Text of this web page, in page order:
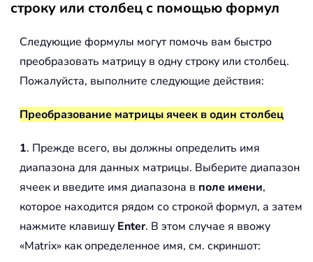
строку или столбец с помощью формул
Следующие формулы могут помочь вам быстро
преобразовать матрицу в одну строку или столбец.
Пожалуйста, выполните следующие действия:
Преобразование матрицы ячеек в один столбец
1. Прежде всего, вы должны определить имя
диапазона для данных матрицы. Выберите диапазон
ячеек и введите имя диапазона в поле имени,
которое находится рядом со строкой формул, а затем
нажмите клавишу Enter. В этом случае я ввожу
«Matrix» как определенное имя, см. скриншот: